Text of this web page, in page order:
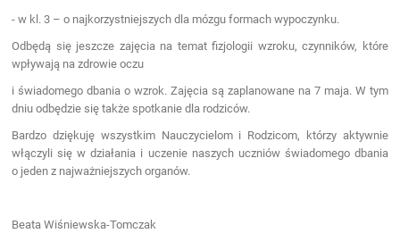
- w kl. 3 – o najkorzystniejszych dla mózgu formach wypoczynku.
Odbędą się jeszcze zajęcia na temat fizjologii wzroku, czynników, które
wpływają na zdrowie oczu
i świadomego dbania o wzrok. Zajęcia są zaplanowane na 7 maja. W tym
dniu odbędzie się także spotkanie dla rodziców.
Bardzo dziękuję wszystkim Nauczycielom i Rodzicom, którzy aktywnie
włączyli się w działania i uczenie naszych uczniów świadomego dbania
o jeden z najważniejszych organów.
Beata Wiśniewska-Tomczak